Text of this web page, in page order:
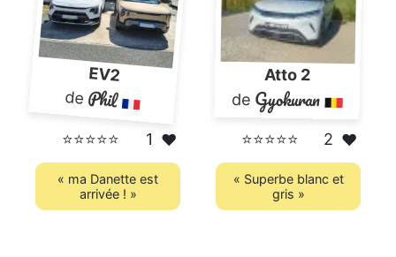
EV2
dePhil
⭐⭐⭐⭐⭐ 1 ❤️
« ma Danette est
arrivée ! »
Atto 2
de Gyokuran
⭐⭐⭐⭐⭐ 2 ❤️
« Superbe blanc et
gris »